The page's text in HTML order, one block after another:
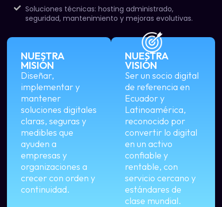
Soluciones técnicas: hosting administrado,
seguridad, mantenimiento y mejoras evolutivas.
NUESTRA
MISIÓN
Diseñar,
implementar y
mantener
soluciones digitales
claras, seguras y
medibles que
ayuden a
empresas y
organizaciones a
crecer con orden y
continuidad.
NUESTRA
VISIÓN
Ser un socio digital
de referencia en
Ecuador y
Latinoamérica,
reconocido por
convertir lo digital
en un activo
confiable y
rentable, con
servicio cercano y
estándares de
clase mundial.